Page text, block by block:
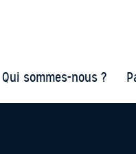
Qui sommes-nous ?